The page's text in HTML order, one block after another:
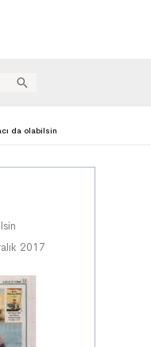
da olabilsin
2017